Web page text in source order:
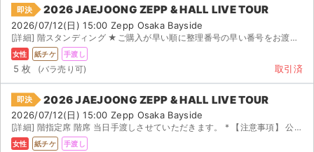
即決 2026 JAEJOONG ZEPP & HALL LIVE TOUR
2026/07/12(日) 15:00 Zepp Osaka Bayside
[詳細] 階スタンディング ★ご購入が早い順に整理番号の早い番号をお渡しします★ * 階スタンデ...
女性 紙チケ 手渡し
5 枚 取引済
即決 2026 JAEJOONG ZEPP & HALL LIVE TOUR
2026/07/12(日) 15:00 Zepp Osaka Bayside
[詳細] 階指定席 階席 当日手渡しさせていただきます。 * 【注意事項】 公演が中止となっ...
女性 紙チケ 手渡し